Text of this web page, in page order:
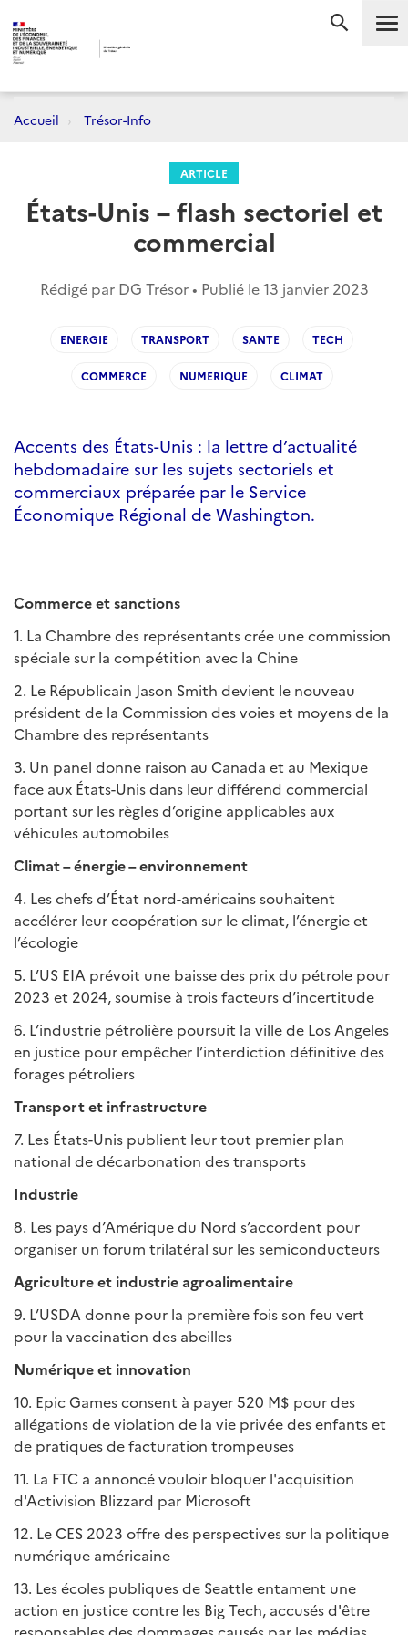
Accueil Trésor-Info
ARTICLE
États-Unis – flash sectoriel et
commercial
Rédigé par DG Trésor • Publié le13 janvier 2023
ENERGIE TRANSPORT SANTE TECH
COMMERCE NUMERIQUE CLIMAT
Accents des États-Unis : la lettre d’actualité
hebdomadaire sur les sujets sectoriels et
commerciaux préparée par le Service
Économique Régional de Washington.
Commerce et sanctions
1. La Chambre des représentants crée une commission
spéciale sur la compétition avec la Chine
2. Le Républicain Jason Smith devient le nouveau
président de la Commission des voies et moyens de la
Chambre des représentants
3. Un panel donne raison au Canada et au Mexique
face aux États-Unis dans leur différend commercial
portant sur les règles d’origine applicables aux
véhicules automobiles
Climat – énergie – environnement
4. Les chefs d’État nord-américains souhaitent
accélérer leur coopération sur le climat, l’énergie et
l’écologie
5. L’US EIA prévoit une baisse des prix du pétrole pour
2023 et 2024, soumise à trois facteurs d’incertitude
6. L’industrie pétrolière poursuit la ville de Los Angeles
en justice pour empêcher l’interdiction définitive des
forages pétroliers
Transport et infrastructure
7. Les États-Unis publient leur tout premier plan
national de décarbonation des transports
Industrie
8. Les pays d’Amérique du Nord s’accordent pour
organiser un forum trilatéral sur les semiconducteurs
Agriculture et industrie agroalimentaire
9. L’USDA donne pour la première fois son feu vert
pour la vaccination des abeilles
Numérique et innovation
10. Epic Games consent à payer 520 M$ pour des
allégations de violation de la vie privée des enfants et
de pratiques de facturation trompeuses
11. La FTC a annoncé vouloir bloquer l'acquisition
d'Activision Blizzard par Microsoft
12. Le CES 2023 offre des perspectives sur la politique
numérique américaine
13. Les écoles publiques de Seattle entament une
action en justice contre les Big Tech, accusés d'être